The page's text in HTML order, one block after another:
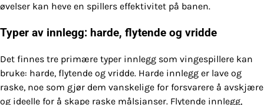
øvelser kan heve en spillers effektivitet på banen.
Typer av innlegg: harde, flytende og vridde
Det finnes tre primære typer innlegg som vingespillere kan
bruke: harde, flytende og vridde. Harde innlegg er lave og
raske, noe som gjør dem vanskelige for forsvarere å avskjære
og ideelle for å skape raske målsjanser. Flytende innlegg,